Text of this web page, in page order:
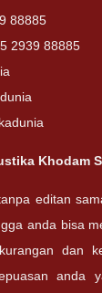
88885
2939 88885
Khodam
editan
anda bisa
dan
anda